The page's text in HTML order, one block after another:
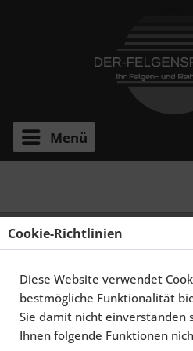
Menü
Sitemap
Alle Kategorien auf einen Blick
Elegance Wheels
Cookie-Richtlinien
Diese Website verwendet
bestmögliche Funktionalität
Sie damit nicht einverstanden
Ihnen folgende Funktionen